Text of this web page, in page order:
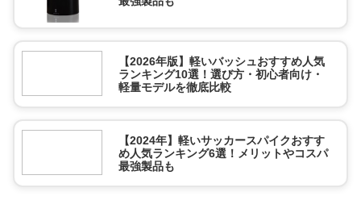
【2026年版】軽いバッシュおすすめ人気
ランキング10選！選び方・初心者向け・
軽量モデルを徹底比較
【2024年】軽いサッカースパイクおすす
め人気ランキング6選！メリットやコスパ
最強製品も